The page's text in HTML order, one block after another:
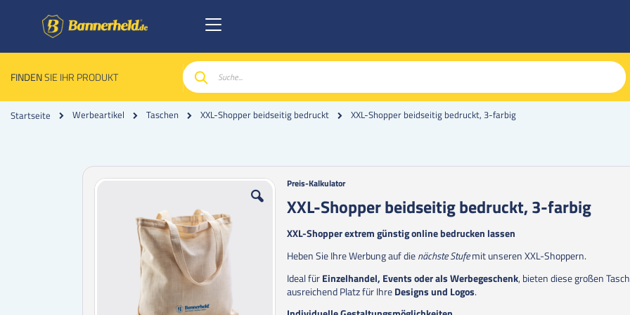
FINDENSIE IHR PRODUKT
Suche
Startseite Werbeartikel Taschen XXL-Shopper beidseitig bedruckt XXL-Shopper beidseitig bedruckt, 3-farbig
Zum
Bildgalerie
Zum
der
springen
Preis-Kalkulator
XXL-Shopper beidseitig bedruckt, 3-farbig
XXL-Shopper extrem günstig online bedrucken lassen
Heben Sie Ihre Werbung auf dienächste Stufemit unseren XXL-Shoppern.
Ideal fürEinzelhandel, Events oder als Werbegeschenk, bieten diese großen
ausreichend Platz für IhreDesigns und Logos.